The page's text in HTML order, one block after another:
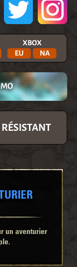
XBOX
EU
NA
un aventurier